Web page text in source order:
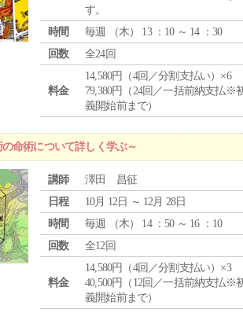
す。
時間
毎週 （木） 13 ：10 ～ 14 ：30
回数
全24回
料金
14,580円（4回／分割支払い）×6
79,380円（24回／一括前納支払※
義開始前まで）
命術について詳しく学ぶ～
講師
澤田 昌征
日程
10月 12日 ～ 12月 28日
時間
毎週 （木） 14 ：50 ～ 16 ：10
回数
全12回
料金
14,580円（4回／分割支払い）×3
40,500円（12回／一括前納支払※
義開始前まで）